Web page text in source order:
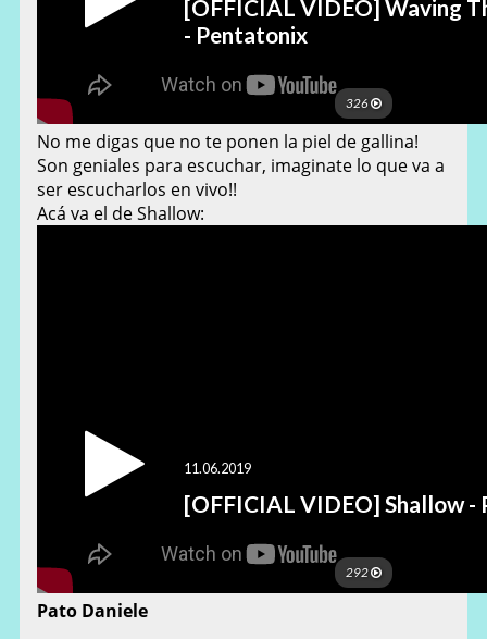
No me digas que no te ponen la piel de gallina!
Son geniales para escuchar, imaginate lo que va a
ser escucharlos en vivo!!
Acá va el de Shallow:
Pato Daniele